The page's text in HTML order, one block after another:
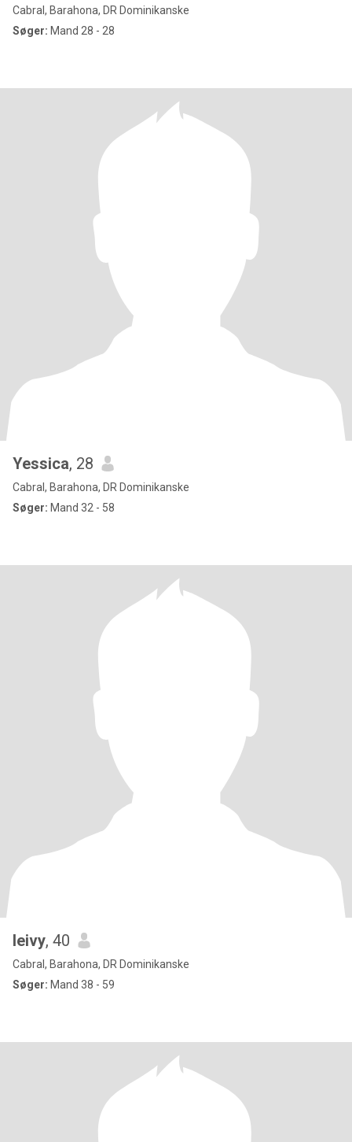
Cabral, Barahona, DR Dominikanske
Søger: Mand 28 - 28
Yessica, 28
Cabral, Barahona, DR Dominikanske
Søger: Mand 32 - 58
leivy, 40
Cabral, Barahona, DR Dominikanske
Søger: Mand 38 - 59